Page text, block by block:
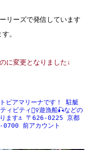
リーズで発信しています
。
に変更となりました↓
ピアマリーナです！
駐艇
ィビティ🏄‍♀️遊漁船🎣などの
ます⚓️ 〒626-0225 京都
0700 前アカウント